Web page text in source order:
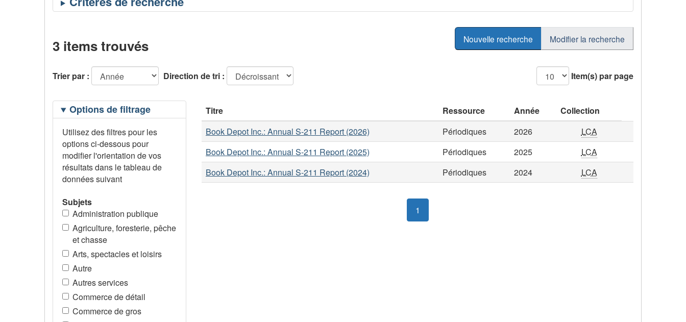
3 items trouvés Nouvelle recherche Modifier la recherche
Trier par : Direction de tri : Item(s) par page
Filtrage
desOptions de filtrage
Utilisez des filtres pour les
options ci-dessous pour
modifier l'orientation de vos
résultats dans le tableau de
données suivant
Subjets
Administration publique
Agriculture, foresterie, pêche
et chasse
Arts, spectacles et loisirs
Autre
Autres services
Commerce de détail
Commerce de gros
Titre Ressource Année
Collection
Book Depot Inc.: Annual S-211 Report (2026)
Périodiques 2026
LCA
Book Depot Inc.: Annual S-211 Report (2025)
Périodiques 2025
LCA
Book Depot Inc.: Annual S-211 Report (2024)
Périodiques 2024 LCA
1